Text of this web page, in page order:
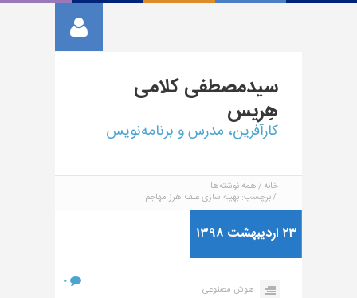
سیدمصطفیکلامی
هِریس
کارآفرین، مدرس و برنامه‌نویس
خانه همه نوشته‌ها
برچسب: بهینه سازی علف هرز مهاجم
۲۳ اردیبهشت ۱۳۹۸
هوش مصنوعی
۰